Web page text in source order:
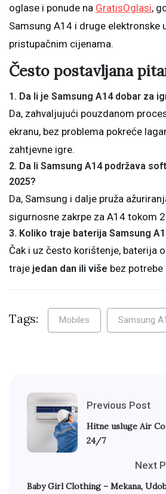
oglase i ponude na GratisOglasi,
Samsung A14 i druge elektronske
pristupačnim cijenama.
Često postavljana
1. Da li je Samsung A14 dobar za
Da, zahvaljujući pouzdanom
ekranu, bez problema pokreće
zahtjevne igre.
2. Da li Samsung A14 podržava
2025?
Da, Samsung i dalje pruža
sigurnosne zakrpe za A14 tokom
3. Koliko traje baterija Samsung
Čak i uz često korištenje, baterija
traje jedan dan ili više bez potrebe
Tags: Mobiles Samsung
Previous Post
Hitne usluge Air
24/7
Next
Baby Girl Clothing – Mekana,